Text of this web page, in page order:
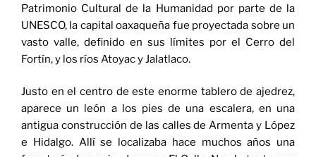
Patrimonio Cultural de la Humanidad por parte de la
UNESCO, la capital oaxaqueña fue proyectada sobre un
vasto valle, definido en sus límites por el Cerro del
Fortín, y los ríos Atoyac y Jalatlaco.
Justo en el centro de este enorme tablero de ajedrez,
aparece un león a los pies de una escalera, en una
antigua construcción de las calles de Armenta y López
e Hidalgo. Allí se localizaba hace muchos años una